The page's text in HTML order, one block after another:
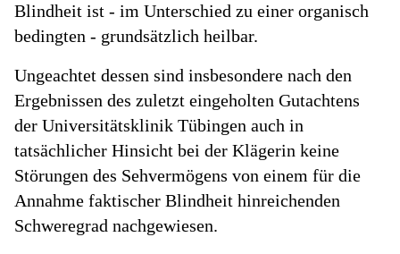
Blindheit ist - im Unterschied zu einer organisch
bedingten - grundsätzlich heilbar.
Ungeachtet dessen sind insbesondere nach den
Ergebnissen des zuletzt eingeholten Gutachtens
der Universitätsklinik Tübingen auch in
tatsächlicher Hinsicht bei der Klägerin keine
Störungen des Sehvermögens von einem für die
Annahme faktischer Blindheit hinreichenden
Schweregrad nachgewiesen.